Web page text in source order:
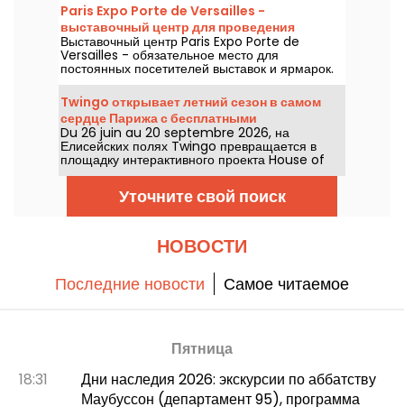
Paris Expo Porte de Versailles -
выставочный центр для проведения
крупнейших торговых выставок.
Выставочный центр Paris Expo Porte de
Versailles - обязательное место для
постоянных посетителей выставок и ярмарок.
Это второй по величине выставочный центр во
Франции, в котором проводятся как крупные
мероприятия, ожидаемые в столице, так и
выставки XXL.
Twingo открывает летний сезон в самом
сердце Парижа с бесплатными
мероприятиями (выставка, стендап,
диджей-сеты...)
Du 26 juin au 20 septembre 2026, на
Елисейских полях Twingo превращается в
площадку интерактивного проекта House of
Frog в рамках показа Renault®. В программе:
интерактивная экспозиция, стендап, диджей-
сеты, лекции, а также другие активности и
развлечения. Вход свободный и бесплатный,
предварительной регистрации (ссылка в
Уточните свой поиск
НОВОСТИ
Последние новости Самое читаемое
Пятница
18:31
Дни наследия 2026: экскурсии по аббатству
Маубуссон (департамент 95), программа